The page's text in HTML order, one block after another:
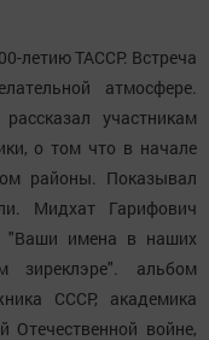
летию ТАССР. Встреча
атмосфере.
участникам
о том что в начале
районы. Показывал
Мидхат Гарифович
"Ваши имена в наших
зиреклэре". альбом
СССР, академика
Отечественной войне,